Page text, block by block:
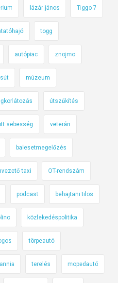
lázár jános Tiggo 7
togg
autópiac znojmo
múzeum
útszűkítés
sebesség veterán
balesetmegelőzés
taxi OT-rendszám
podcast behajtani tilos
közlekedéspolitika
törpeautó
terelés mopedautó